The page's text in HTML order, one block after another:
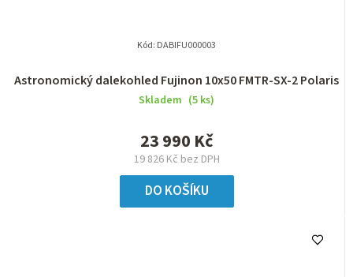
Astronomický dalekohled Fujinon 10x50 FMTR-SX-2 Polaris
Skladem (5 ks)
19 826 Kč bez DPH
23 990 Kč
DO KOŠÍKU
Kód: DABIFU000003